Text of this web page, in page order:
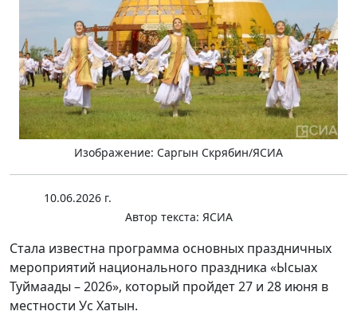
Изображение: Саргын Скрябин/ЯСИА
10.06.2026 г.
Автор текста: ЯСИА
Стала известна программа основных праздничных
мероприятий национального праздника «Ысыах
Туймаады – 2026», который пройдет 27 и 28 июня в
местности Ус Хатын.